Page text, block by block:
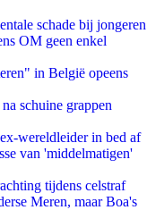
schade bij jongeren
OM geen enkel
in België opeens
schuine grappen
wereldleider in bed af
van 'middelmatigen'
tijdens celstraf
Meren, maar Boa's